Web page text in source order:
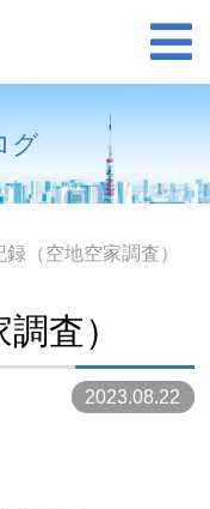
グ
録（空地空家調査）
査）
2023.08.22